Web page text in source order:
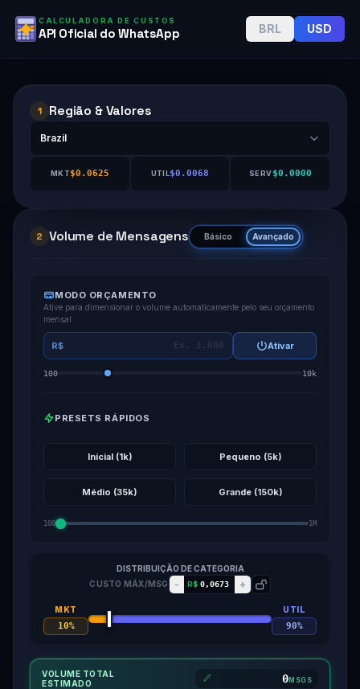
CALCULADORA DE CUSTOS
API Oficial do WhatsApp BRL USD
1 Região & Valores
MKT$0.0625 UTIL $0.0068 SERV$0.0000
2 Volume de Mensagens Básico Avançado
MODO ORÇAMENTO
Ative para dimensionar o volume automaticamente pelo seu orçamento
mensal
R$ Ativar
100 10k
PRESETS RÁPIDOS
Inicial (1k) Pequeno (5k)
Médio (35k) Grande (150k)
100 1M
DISTRIBUIÇÃO DE CATEGORIA
CUSTO MÁX/MSG
- R$ +
MKT UTIL
VOLUME TOTAL
ESTIMADO
MSGS